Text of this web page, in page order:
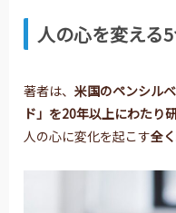
人の心を変える
著者は、 米国のペンシル
ド」を20年以上にわたり
人の心に変化を起こす全